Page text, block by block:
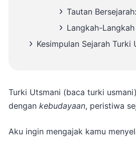
Tautan Bersejarah:
Langkah-
Kesimpulan Sejarah Turki
Turki Utsmani (baca turki
dengan kebudayaan, peristiwa
Aku ingin mengajak kamu